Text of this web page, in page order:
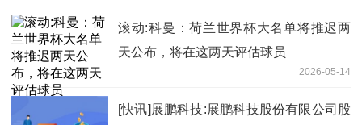
滚动:科曼：荷兰世界杯大名单将推迟两
天公布，将在这两天评估球员
2026-05-14
[快讯]展鹏科技:展鹏科技股份有限公司股